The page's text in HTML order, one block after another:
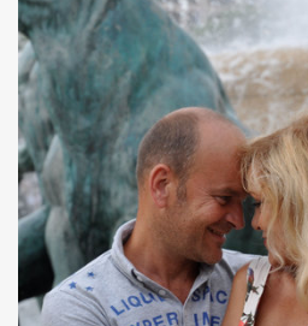
ADRIAN, concert litteraire
THOURY, concerts
2024" le 21 mars 2025 a La
(2024) de VIKTOR
DAUGA : chronique
+ LES ROYAL FLUSH le